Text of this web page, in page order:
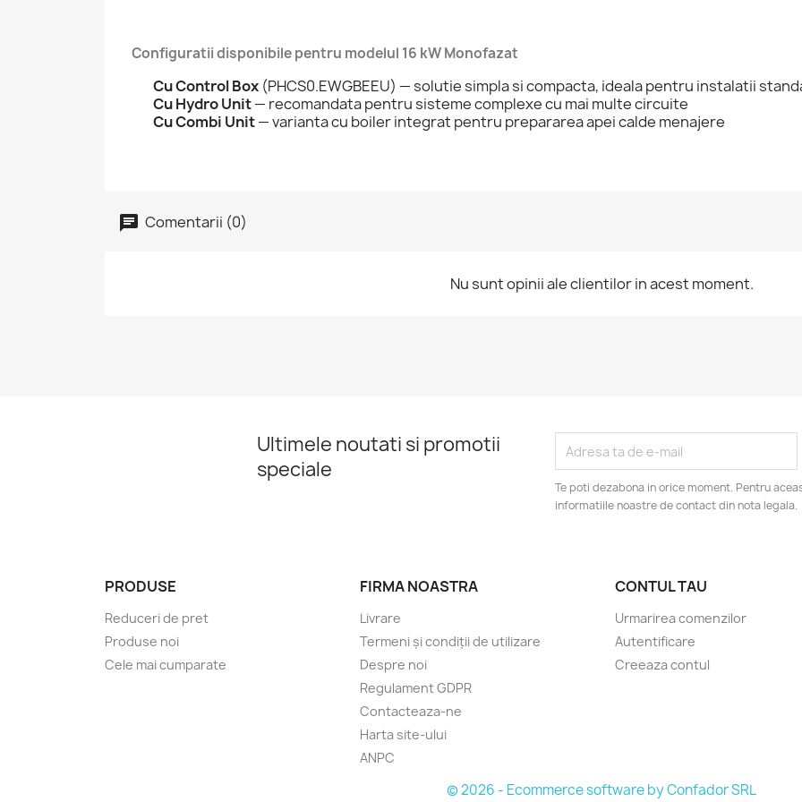
Configuratii disponibile pentru modelul 16 kW Monofazat
Cu Control Box (PHCS0.EWGBEEU) — solutie simpla si compacta, ideala pentru instalatii
Cu Hydro Unit— recomandata pentru sisteme complexe cu mai multe circuite
Cu Combi Unit— varianta cu boiler integrat pentru prepararea apei calde menajere
Comentarii (0)
Nu sunt opinii ale clientilor in acest moment.
Ultimele noutati si promotii
speciale
Te poti dezabona in orice moment. Pentru
informatiile noastre de contact din nota legala.
PRODUSE
Reduceri de pret
Produse noi
Cele mai cumparate
FIRMA NOASTRA
Livrare
Termeni și condiții de utilizare
Despre noi
Regulament GDPR
Contacteaza-ne
Harta site-ului
ANPC
CONTUL TAU
Urmarirea comenzilor
Autentificare
Creeaza contul
© 2026 - Ecommerce software by Confador SRL